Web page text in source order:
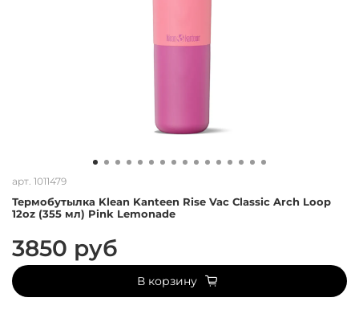
арт. 1011479
Термобутылка Klean Kanteen Rise Vac Classic Arch Loop
12oz (355 мл) Pink Lemonade
3850 руб
В корзину